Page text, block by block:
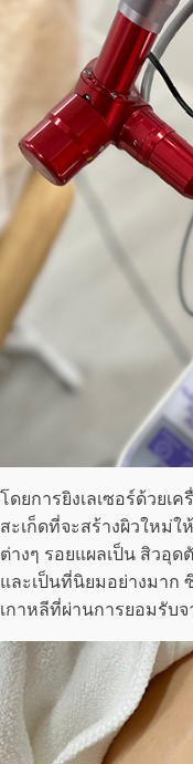
โดยการยิงเลเซอร์ด้วยเ
สะเก็ดที่จะสร้างผิวใหม่
ต่างๆ รอยแผลเป็น สิวอุ
และเป็นที่นิยมอย่างมาก
เกาหลีที่ผ่านการยอมรับจ